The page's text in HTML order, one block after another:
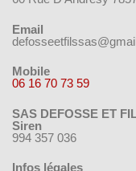
Email
Mobile
06 16 70 73 59
SAS DEFOSSE ET
Siren
994 357 036
Infos légales